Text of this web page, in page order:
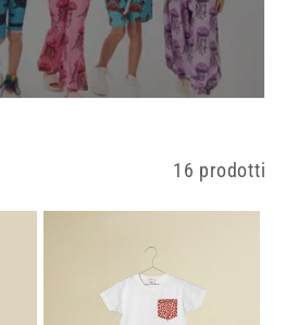
16 prodotti